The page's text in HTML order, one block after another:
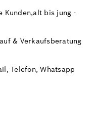
Kunden,alt bis jung -
& Verkaufsberatung
Telefon, Whatsapp